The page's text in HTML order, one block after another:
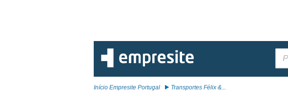
Início Empresite Portugal Transportes Félix &...